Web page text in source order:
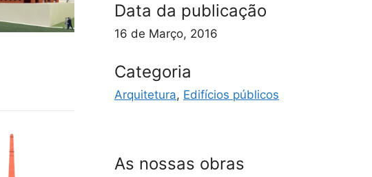
Data da publicação
16 de Março, 2016
Categoria
Arquitetura, Edifícios públicos
As nossas obras